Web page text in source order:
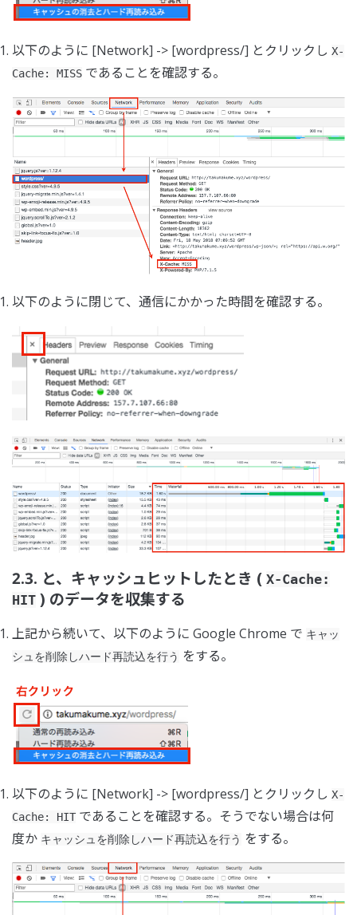
以下のように [Network] -> [wordpress/] とクリックし X-
Cache: MISS であることを確認する。
以下のように閉じて、通信にかかった時間を確認する。
2.3. と、キャッシュヒットしたとき ( X-Cache:
HIT ) のデータを収集する
上記から続いて、以下のように Google Chrome で キャッ
シュを削除しハード再読込を行う をする。
以下のように [Network] -> [wordpress/] とクリックし X-
Cache: HIT であることを確認する。そうでない場合は何
度か キャッシュを削除しハード再読込を行う をする。